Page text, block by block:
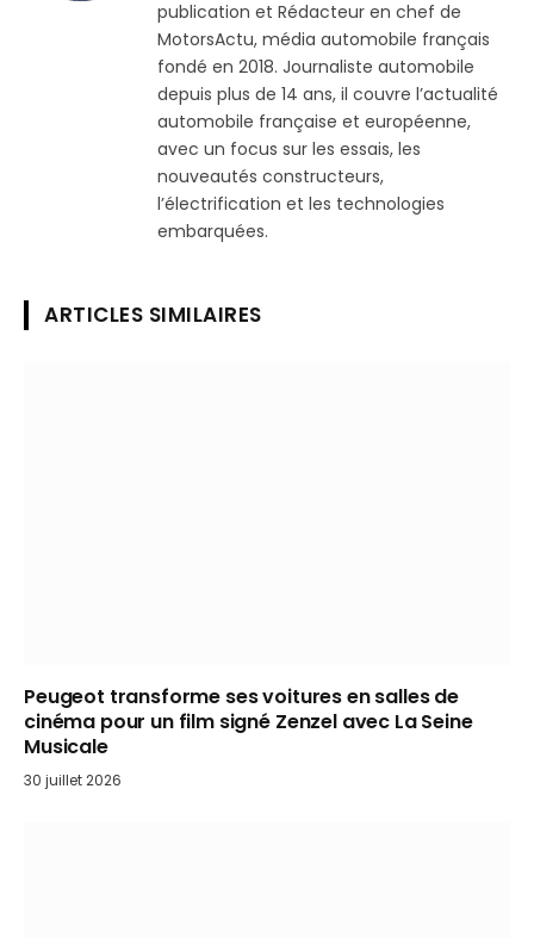
publication et Rédacteur en chef de
MotorsActu, média automobile français
fondé en 2018. Journaliste automobile
depuis plus de 14 ans, il couvre l’actualité
automobile française et européenne,
avec un focus sur les essais, les
nouveautés constructeurs,
l’électrification et les technologies
embarquées.
ARTICLES SIMILAIRES
Peugeot transforme ses voitures en salles de
cinéma pour un film signé Zenzel avec La Seine
Musicale
30 juillet 2026